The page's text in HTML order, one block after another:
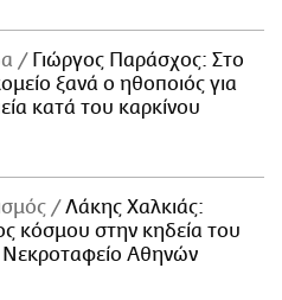
Γιώργος Παράσχος: Στο
ξανά ο ηθοποιός για
κατά του καρκίνου
Λάκης Χαλκιάς:
κόσμου στην κηδεία του
Νεκροταφείο Αθηνών